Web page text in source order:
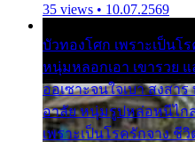
35 views • 10.07.2569
บัวทองโศก เพราะเป็น
หนุ่มหลอกเอา เขารวย
ออเซาะจนใจเบา สงสา
อาลัย หนุ่มรูปหล่อหนีไก
เพราะเป็นโรครักจาง ชี